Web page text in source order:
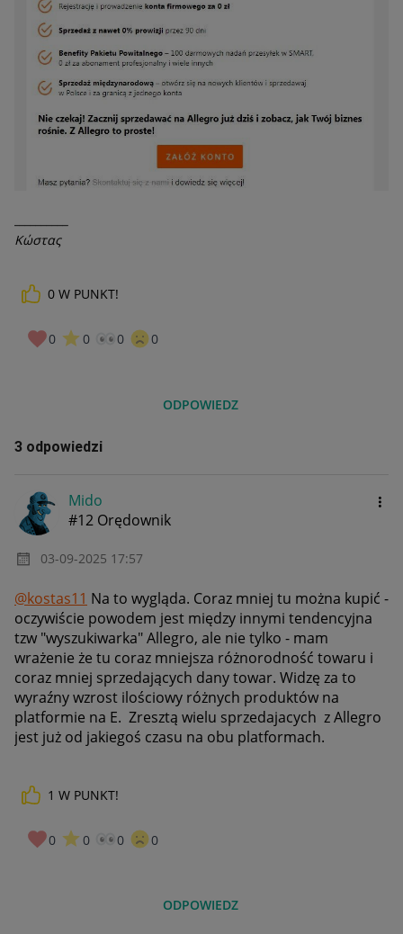
Κώστας
0 W PUNKT!
0 0 0 0
ODPOWIEDZ
3 odpowiedzi
Mido
#12 Orędownik
‎03-09-2025 17:57
@kostas11 Na to wygląda. Coraz mniej tu można kupić -
oczywiście powodem jest między innymi tendencyjna
tzw "wyszukiwarka" Allegro, ale nie tylko - mam
wrażenie że tu coraz mniejsza różnorodność towaru i
coraz mniej sprzedających dany towar. Widzę za to
wyraźny wzrost ilościowy różnych produktów na
platformie na E. Zresztą wielu sprzedajacych z Allegro
jest już od jakiegoś czasu na obu platformach.
1 W PUNKT!
0 0 0 0
ODPOWIEDZ